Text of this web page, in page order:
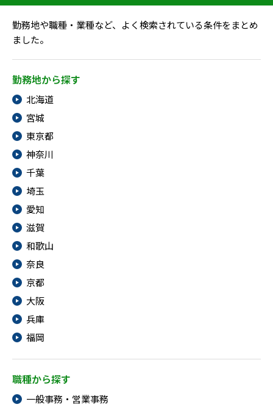
勤務地や職種・業種など、よく検索されている条件をまとめ
ました。
勤務地から探す
北海道
宮城
東京都
神奈川
千葉
埼玉
愛知
滋賀
和歌山
奈良
京都
大阪
兵庫
福岡
職種から探す
一般事務・営業事務